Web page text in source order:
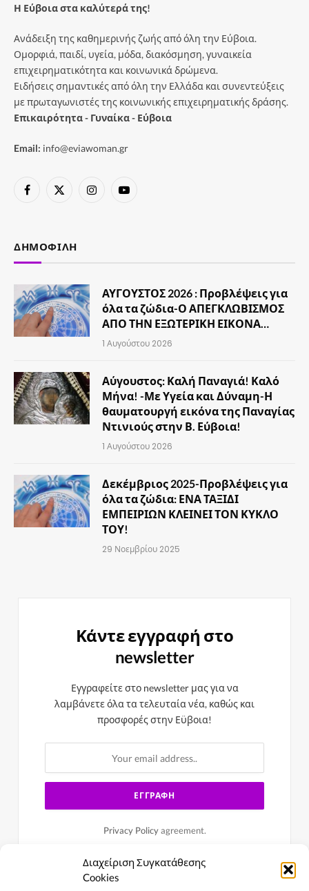
Διαχείριση Συγκατάθεσης
Cookies
Η Εύβοια στα καλύτερά της!
Ανάδειξη της καθημερινής ζωής από όλη την Εύβοια.
Ομορφιά, παιδί, υγεία, μόδα, διακόσμηση, γυναικεία
επιχειρηματικότητα και κοινωνικά δρώμενα.
Ειδήσεις σημαντικές από όλη την Ελλάδα και συνεντεύξεις
με πρωταγωνιστές της κοινωνικής επιχειρηματικής δράσης.
Επικαιρότητα - Γυναίκα - Εύβοια
Email: info@eviawoman.gr
Facebook
X
InstagramYouTube
ΔΗΜΟΦΙΛΉ
ΑΥΓΟΥΣΤΟΣ 2026 : Προβλέψεις για
όλα τα ζώδια-Ο ΑΠΕΓΚΛΩΒΙΣΜΟΣ
ΑΠΟ ΤΗΝ ΕΞΩΤΕΡΙΚΗ ΕΙΚΟΝΑ…
1 Αυγούστου 2026
Αύγουστος: Καλή Παναγιά! Καλό
Μήνα! -Με Υγεία και Δύναμη-Η
θαυματουργή εικόνα της Παναγίας
Ντινιούς στην Β. Εύβοια!
1 Αυγούστου 2026
Δεκέμβριος 2025-Προβλέψεις για
όλα τα ζώδια: ΕΝΑ ΤΑΞΙΔΙ
ΕΜΠΕΙΡΙΩΝ ΚΛΕΙΝΕΙ ΤΟΝ ΚΥΚΛΟ
ΤΟΥ!
29 Νοεμβρίου 2025
Κάντε εγγραφή στο
newsletter
Εγγραφείτε στο newsletter μας για να
λαμβάνετε όλα τα τελευταία νέα, καθώς και
προσφορές στην Εϋβοια!
Privacy Policyagreement.